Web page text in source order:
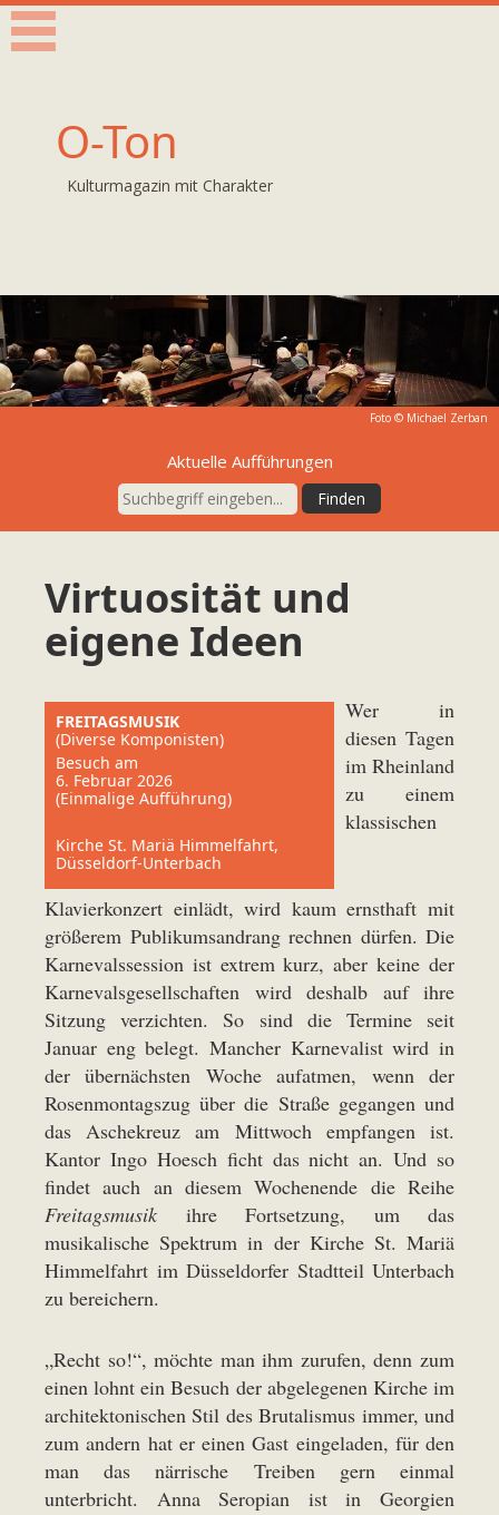
O-Ton
Kulturmagazin mit Charakter
Foto © Michael Zerban
Aktuelle Aufführungen
Virtuosität und
eigene Ideen
FREITAGSMUSIK
(Diverse Komponisten)
Besuch am
6. Februar 2026
(Einmalige Aufführung)
Kirche St. Mariä Himmelfahrt,
Düsseldorf-Unterbach
Wer in
diesen Tagen
im Rheinland
zu einem
klassischen
Klavierkonzert einlädt, wird kaum ernsthaft mit
größerem Publikumsandrang rechnen dürfen. Die
Karnevalssession ist extrem kurz, aber keine der
Karnevalsgesellschaften wird deshalb auf ihre
Sitzung verzichten. So sind die Termine seit
Januar eng belegt. Mancher Karnevalist wird in
der übernächsten Woche aufatmen, wenn der
Rosenmontagszug über die Straße gegangen und
das Aschekreuz am Mittwoch empfangen ist.
Kantor Ingo Hoesch ficht das nicht an. Und so
findet auch an diesem Wochenende die Reihe
Freitagsmusik ihre Fortsetzung, um das
musikalische Spektrum in der Kirche St. Mariä
Himmelfahrt im Düsseldorfer Stadtteil Unterbach
zu bereichern.
„Recht so!“, möchte man ihm zurufen, denn zum
einen lohnt ein Besuch der abgelegenen Kirche im
architektonischen Stil des Brutalismus immer, und
zum andern hat er einen Gast eingeladen, für den
man das närrische Treiben gern einmal
unterbricht. Anna Seropian ist in Georgien